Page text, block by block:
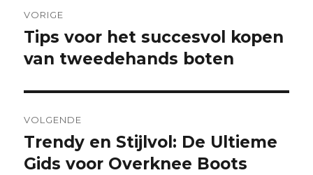
VORIGE
Vorige
bericht:
Tips voor het succesvol kopen
van tweedehands boten
VOLGENDE
Volgende
bericht:
Trendy en Stijlvol: De Ultieme
Gids voor Overknee Boots